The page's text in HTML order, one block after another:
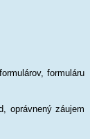
formuláru
oprávnený záujem